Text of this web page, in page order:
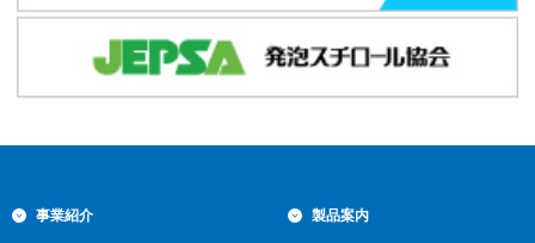
事業紹介 製品案内